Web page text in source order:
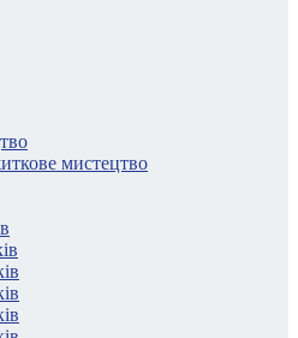
мистецтво